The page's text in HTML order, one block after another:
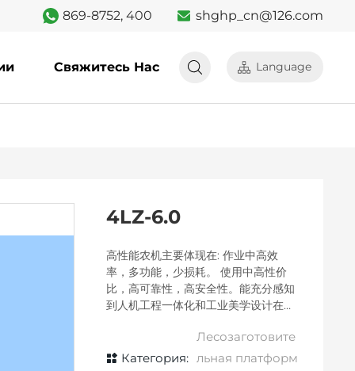
869-8752, 400 shghp_cn@126.com
Свяжитесь Нас Language
4LZ-6.0
高性能农机主要体现在: 作业中高效
率，多功能，少损耗。 使用中高性价
比，高可靠性，高安全性。能充分感知
到人机工程一体化和工业美学设计在操
Категория:
Лесозаготовите
льная платформ